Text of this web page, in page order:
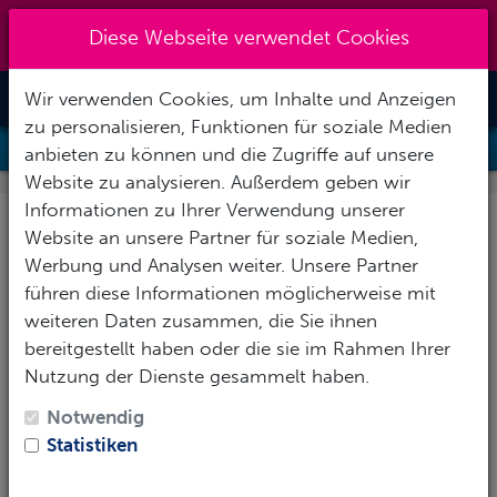
info@tauchzentrale.de
Toggle
DRY SUIT DIVING
Tauchen im
Trockentauchanzug
Wenn die Schatten länger, die Tage
kürzer und das Wasser kälter
werden – dann beginnt die Zeit der
Trockentaucher.
Diese Webseite verwendet Cookies
Wir verwenden Cookies, um Inhalte und Anzeigen
zu personalisieren, Funktionen für soziale Medien
anbieten zu können und die Zugriffe auf unsere
Website zu analysieren. Außerdem geben wir
Informationen zu Ihrer Verwendung unserer
Website an unsere Partner für soziale Medien,
Werbung und Analysen weiter. Unsere Partner
führen diese Informationen möglicherweise mit
weiteren Daten zusammen, die Sie ihnen
bereitgestellt haben oder die sie im Rahmen Ihrer
Nutzung der Dienste gesammelt haben.
Notwendig
Statistiken